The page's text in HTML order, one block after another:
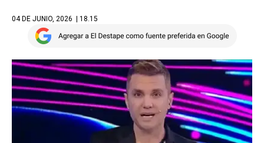
04 DE JUNIO, 2026 | 18.15